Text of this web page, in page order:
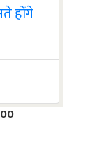
होंगे